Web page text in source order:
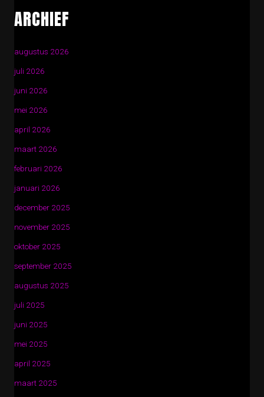
ARCHIEF
augustus 2026
juli 2026
juni 2026
mei 2026
april 2026
maart 2026
februari 2026
januari 2026
december 2025
november 2025
oktober 2025
september 2025
augustus 2025
juli 2025
juni 2025
mei 2025
april 2025
maart 2025